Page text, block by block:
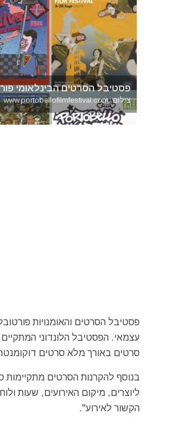
פסטיבל הסרטים הבינלאומי
צילום: www.portobellofilmfestival.com
סרטים באורך מלא סרטים
בנוסף להקרנות הסרטים מתקיימות
ליוצרים, מיקום האירועים, שעות
הקשור לאירוע".